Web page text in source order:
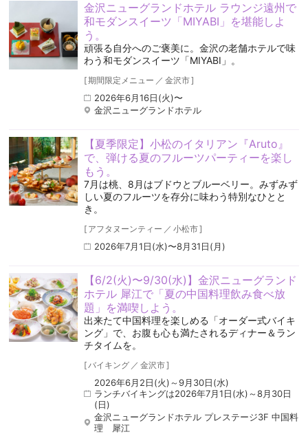
金沢ニューグランドホテル ラウンジ遠州で
和モダンスイーツ「MIYABI」を堪能しよ
う。
頑張る自分へのご褒美に。金沢の老舗ホテルで味
わう和モダンスイーツ「MIYABI」。
[期間限定メニュー ／ 金沢市]
2026年6月16日(火)〜
金沢ニューグランドホテル
【夏季限定】小松のイタリアン『Aruto』
で、弾ける夏のフルーツパーティーを楽し
もう。
7月は桃、8月はブドウとブルーベリー。みずみず
しい夏のフルーツを存分に味わう特別なひとと
き。
[ アフタヌーンティー ／ 小松市]
2026年7月1日(水)〜8月31日(月)
【6/2(火)〜9/30(水)】金沢ニューグランド
ホテル 犀江で「夏の中国料理飲み食べ放
題」を満喫しよう。
出来たて中国料理を楽しめる「オーダー式バイキ
ング」で、お腹も心も満たされるディナー＆ラン
チタイムを。
[バイキング ／ 金沢市]
2026年6月2日(火)～9月30日(水)
ランチバイキングは2026年7月1日(水)～8月30日
(日)
金沢ニューグランドホテル プレステージ3F 中国料
理 犀江